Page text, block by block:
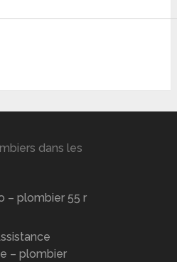
dans les
– plombier 55 r
– plombier